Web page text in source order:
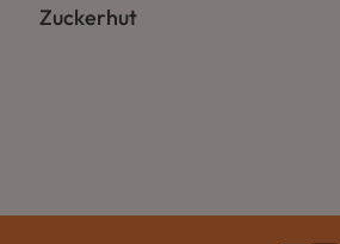
Zuckerhut